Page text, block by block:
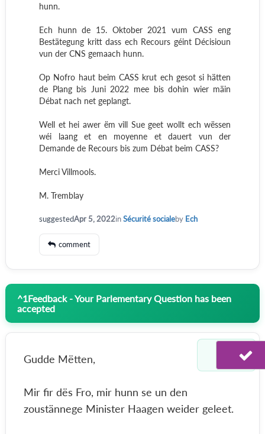
hunn.
Ech hunn de 15. Oktober 2021 vum CASS eng
Bestätegung kritt dass ech Recours géint Décisioun
vun der CNS gemaach hunn.
Op Nofro haut beim CASS krut ech gesot si hätten
de Plang bis Juni 2022 mee bis dohin wier mäin
Débat nach net geplangt.
Well et hei awer ëm vill Sue geet wollt ech wëssen
wéi laang et en moyenne et dauert vun der
Demande de Recours bis zum Débat beim CASS?
Merci Villmools.
M. Tremblay
suggestedApr 5, 2022inSécurité socialeby Ech
comment
^1Feedback - Your Parlementary Question has been
accepted
Gudde Mëtten,
Mir fir dës Fro, mir hunn se un den
zoustännege Minister Haagen weider geleet.